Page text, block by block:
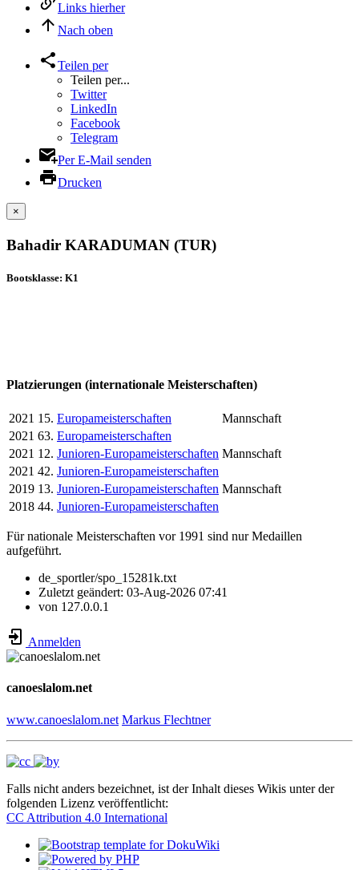
Links hierher
Nach oben
Teilen per
Teilen per...
Twitter
LinkedIn
Facebook
Telegram
Per E-Mail senden
Drucken
×
Bahadir KARADUMAN (TUR)
Bootsklasse: K1
Platzierungen (internationale Meisterschaften)
2021 15. Europameisterschaften
Mannschaft
2021 63. Europameisterschaften
2021 12. Junioren-Europameisterschaften Mannschaft
2021 42. Junioren-Europameisterschaften
2019 13. Junioren-Europameisterschaften Mannschaft
2018 44. Junioren-Europameisterschaften
Für nationale Meisterschaften vor 1991 sind nur Medaillen
aufgeführt.
de_sportler/spo_15281k.txt
Zuletzt geändert: 03-Aug-2026 07:41
von 127.0.0.1
Anmelden
canoeslalom.net
www.canoeslalom.net Markus Flechtner
Falls nicht anders bezeichnet, ist der Inhalt dieses Wikis unter der
folgenden Lizenz veröffentlicht:
CC Attribution 4.0 International